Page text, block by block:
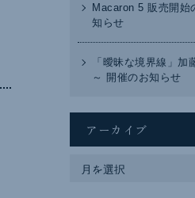
Macaron 5 販売開始
知らせ
「曖昧な境界線」加
～ 開催のお知らせ
アーカイブ